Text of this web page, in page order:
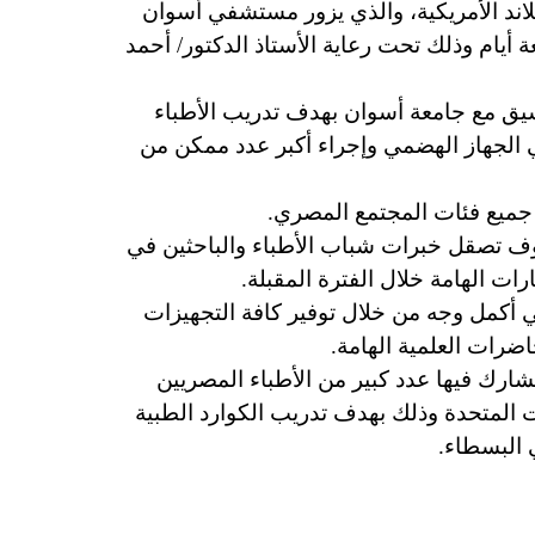
الأمريكية، والذي يزور مستشفي أسوان
أيام وذلك تحت رعاية الأستاذ الدكتور/ أحمد
مع جامعة أسوان بهدف تدريب الأطباء
الهضمي وإجراء أكبر عدد ممكن من
جميع فئات المجتمع المصري.
تصقل خبرات شباب الأطباء والباحثين في
الهامة خلال الفترة المقبلة.
أكمل وجه من خلال توفير كافة التجهيزات
العلمية الهامة.
فيها عدد كبير من الأطباء المصريين
نادر حنا المصنف ضمن أفضل (10) جراحين بالولايات المتحدة وذلك بهدف تدريب الكوارد الطبية
البسطاء.